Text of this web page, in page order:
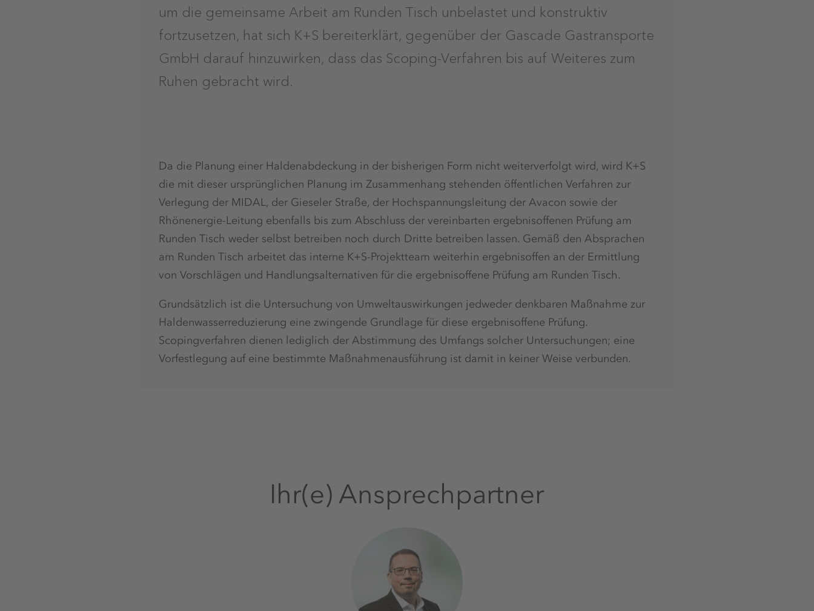
um die gemeinsame Arbeit am Runden Tisch unbelastet und konstruktiv
fortzusetzen, hat sich K+S bereiterklärt, gegenüber der Gascade Gastransporte
GmbH darauf hinzuwirken, dass das Scoping-Verfahren bis auf Weiteres zum
Ruhen gebracht wird.
Da die Planung einer Haldenabdeckung in der bisherigen Form nicht weiterverfolgt wird, wird K+S
die mit dieser ursprünglichen Planung im Zusammenhang stehenden öffentlichen Verfahren zur
Verlegung der MIDAL, der Gieseler Straße, der Hochspannungsleitung der Avacon sowie der
Rhönenergie-Leitung ebenfalls bis zum Abschluss der vereinbarten ergebnisoffenen Prüfung am
Runden Tisch weder selbst betreiben noch durch Dritte betreiben lassen. Gemäß den Absprachen
am Runden Tisch arbeitet das interne K+S-Projektteam weiterhin ergebnisoffen an der Ermittlung
von Vorschlägen und Handlungsalternativen für die ergebnisoffene Prüfung am Runden Tisch.
Grundsätzlich ist die Untersuchung von Umweltauswirkungen jedweder denkbaren Maßnahme zur
Haldenwasserreduzierung eine zwingende Grundlage für diese ergebnisoffene Prüfung.
Scopingverfahren dienen lediglich der Abstimmung des Umfangs solcher Untersuchungen; eine
Vorfestlegung auf eine bestimmte Maßnahmenausführung ist damit in keiner Weise verbunden.
Ihr(e) Ansprechpartner